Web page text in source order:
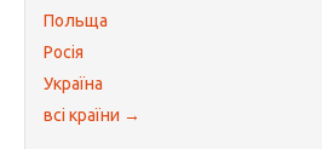
Польща
Росія
Україна
всі країни →